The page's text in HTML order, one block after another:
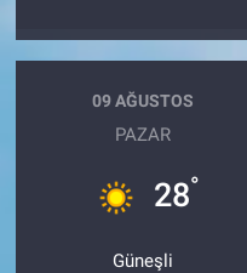
09 AĞUSTOS
PAZAR
28°
Güneşli